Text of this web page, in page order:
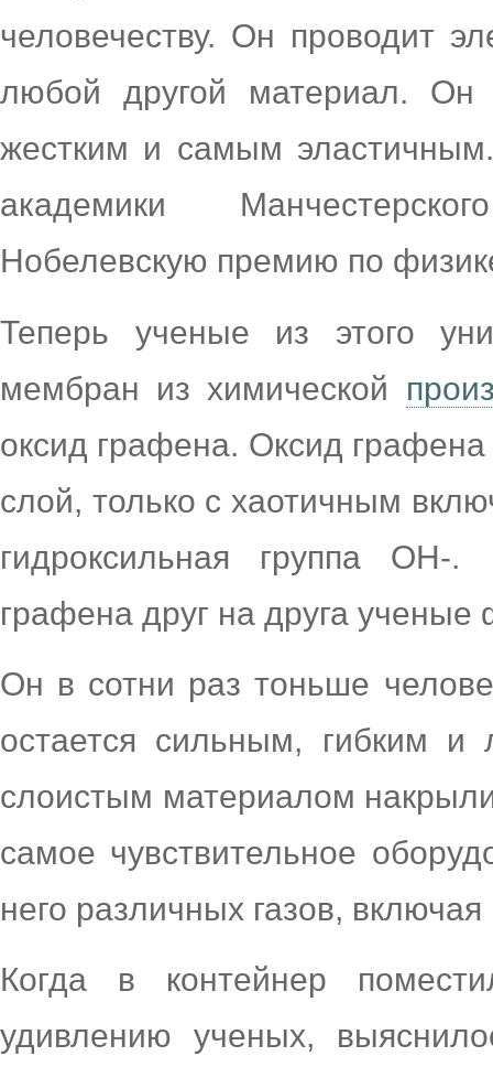
человечеству. Он проводит
любой другой материал. Он
жестким и самым
академики
Нобелевскую премию по
Теперь ученые из этого
мембран из химической
оксид графена. Оксид графена
слой, только с хаотичным
гидроксильная группа
графена друг на друга
Он в сотни раз тоньше
остается сильным, гибким и
слоистым материалом
самое чувствительное
него различных газов, включая
Когда в контейнер
удивлению ученых,